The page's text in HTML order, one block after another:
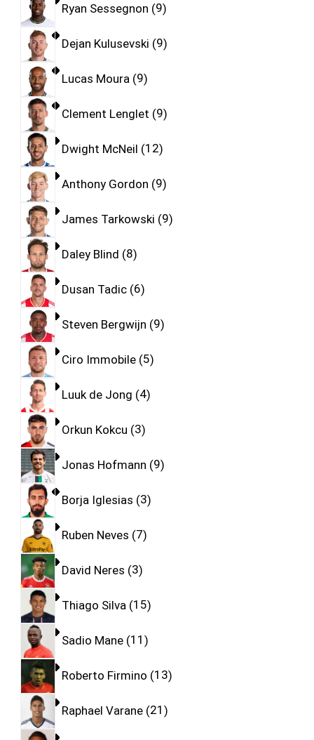
Ryan Sessegnon 9
Dejan Kulusevski 9
Lucas Moura 9
Clement Lenglet 9
Dwight McNeil 12
Anthony Gordon 9
James Tarkowski 9
Daley Blind 8
Dusan Tadic 6
Steven Bergwijn 9
Ciro Immobile 5
Luuk de Jong 4
Orkun Kokcu 3
Jonas Hofmann 9
Borja Iglesias 3
Ruben Neves 7
David Neres 3
Thiago Silva 15
Sadio Mane 11
Roberto Firmino 13
Raphael Varane 21